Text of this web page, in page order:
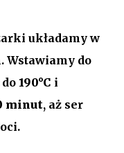
układamy w
Wstawiamy do
190°C i
minut, aż ser